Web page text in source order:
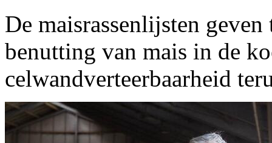
De maisrassenlijsten
benutting van mais in de
celwandverteerbaarheid